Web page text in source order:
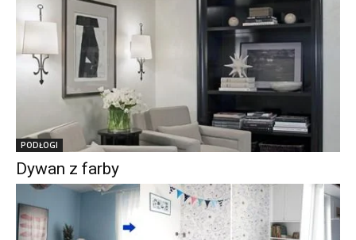
PODŁOGI
Dywan z farby